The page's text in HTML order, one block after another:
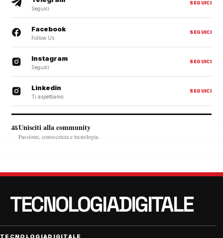
Seguici
SEGUICI
Facebook
Follow Us
SEGUICI
Instagram
Seguici
SEGUICI
Linkedin
Ti aspettiamo
SEGUICI
👥Unisciti alla community
Passione, conoscenza e tecnologia.
TECNOLOGIADIGITALE